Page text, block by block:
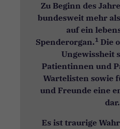
Zu Beginn des
bundesweit mehr
auf ein
Spenderorgan.1 Die
Ungewissheit
Patientinnen und
Wartelisten sowie
und Freunde eine
dar.
Es ist traurige